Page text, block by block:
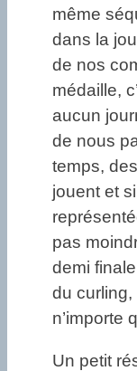
même
dans la
de nos
médaille,
aucun
de nous
temps,
jouent et
pas
demi
du curling,
n’importe
Un petit